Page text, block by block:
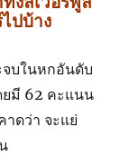
ปบ้าง
จบในหกอันดับ
ยมี 62 คะแนน
ดว่า จะแย่